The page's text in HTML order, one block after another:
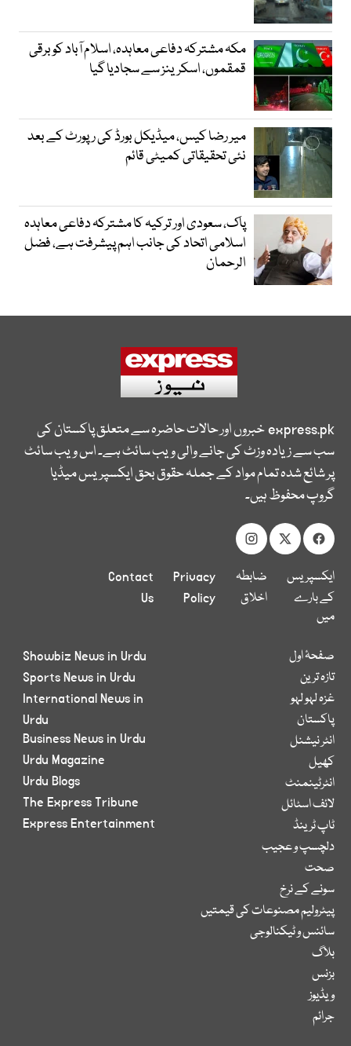
مکہ مشترکہ دفاعی معاہدہ، اسلام آباد کو برقی
قمقموں، اسکرینز سے سجادیا گیا
میر رضا کیس، میڈیکل بورڈ کی رپورٹ کے بعد
نئی تحقیقاتی کمیٹی قائم
پاک، سعودی اور ترکیہ کا مشترکہ دفاعی معاہدہ
اسلامی اتحاد کی جانب اہم پیشرفت ہے، فضل
الرحمان
express.pkخبروں اور حالات حاضرہ سے متعلق پاکستان کی
سب سے زیادہ وزٹ کی جانے والی ویب سائٹ ہے۔ اس ویب سائٹ
پر شائع شدہ تمام مواد کے جملہ حقوق بحق ایکسپریس میڈیا
گروپ محفوظ ہیں۔
ایکسپریس
کے بارے
میں
ضابطہ
اخلاق
Privacy
Policy
Contact
Us
صفحۂ اول
تازہ ترین
غزہ لہو لہو
پاکستان
انٹر نیشنل
کھیل
انٹرٹینمنٹ
لائف اسٹائل
ٹاپ ٹرینڈ
دلچسپ و عجیب
صحت
سونے کے نرخ
پیٹرولیم مصنوعات کی قیمتیں
سائنس و ٹیکنالوجی
بلاگ
بزنس
ویڈیوز
جرائم
Showbiz News in Urdu
Sports News in Urdu
International News in
Urdu
Business News in Urdu
Urdu Magazine
Urdu Blogs
The Express Tribune
Express Entertainment